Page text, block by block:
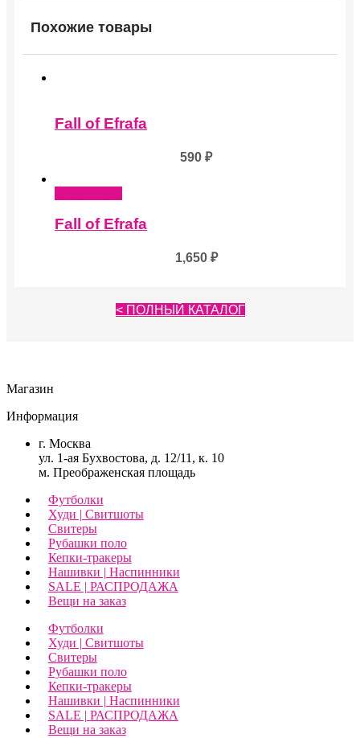
Похожие товары
Fall of Efrafa
590 ₽
Fall of Efrafa
1,650 ₽
< ПОЛНЫЙ КАТАЛОГ
Магазин
Информация
г. Москва
ул. 1-ая Бухвостова, д. 12/11, к. 10
м. Преображенская площадь
Футболки
Худи | Свитшоты
Свитеры
Рубашки поло
Кепки-тракеры
Нашивки | Наспинники
SALE | РАСПРОДАЖА
Вещи на заказ
Футболки
Худи | Свитшоты
Свитеры
Рубашки поло
Кепки-тракеры
Нашивки | Наспинники
SALE | РАСПРОДАЖА
Вещи на заказ